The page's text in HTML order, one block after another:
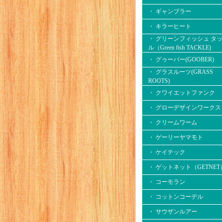
・ ギャンブラー
・ キラーヒート
・ グリーンフィッシュ タ
ル（Green fish TACKLE)
・ グゥーバー(GOOBER)
・ グラスルーツ(GRASS
ROOTS)
・ クワイエットファンク
・ グローデザインワークス
・ クリームワーム
・ ゲーリーヤマモト
・ ケイテック
・ ゲットネット（GETNET
・ コーモラン
・ コットンコーデル
・ サウザンルアー